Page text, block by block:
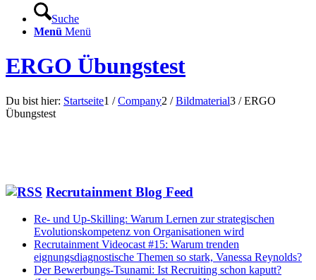
Suche
Menü Menü
ERGO Übungstest
Du bist hier: Startseite1 / Company2 / Bildmaterial3 / ERGO
Übungstest
Recrutainment Blog Feed
Re- und Up-Skilling: Warum Lernen zur strategischen
Evolutionskompetenz von Organisationen wird
Recrutainment Videocast #15: Warum trenden
eignungsdiagnostische Themen so stark, Vanessa Reynolds?
Der Bewerbungs-Tsunami: Ist Recruiting schon kaputt?